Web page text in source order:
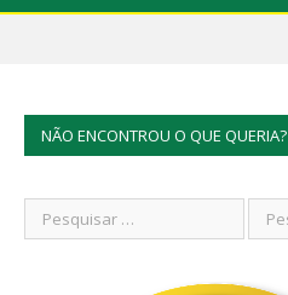
NÃO ENCONTROU O QUE QUERIA?